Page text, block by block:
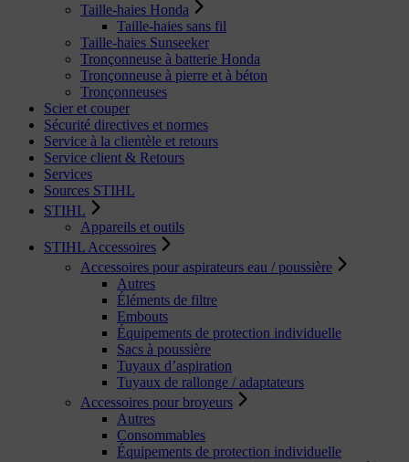
Taille-haies Honda
Taille-haies sans fil
Taille-haies Sunseeker
Tronçonneuse à batterie Honda
Tronçonneuse à pierre et à béton
Tronçonneuses
Scier et couper
Sécurité directives et normes
Service à la clientèle et retours
Service client & Retours
Services
Sources STIHL
STIHL
Appareils et outils
STIHL Accessoires
Accessoires pour aspirateurs eau / poussière
Autres
Éléments de filtre
Embouts
Équipements de protection individuelle
Sacs à poussière
Tuyaux d’aspiration
Tuyaux de rallonge / adaptateurs
Accessoires pour broyeurs
Autres
Consommables
Équipements de protection individuelle